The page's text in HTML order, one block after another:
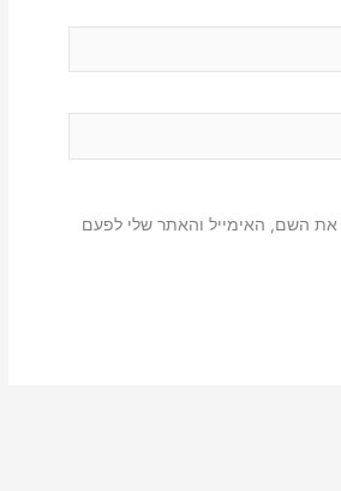
את השם, האימייל והאתר שלי לפעם